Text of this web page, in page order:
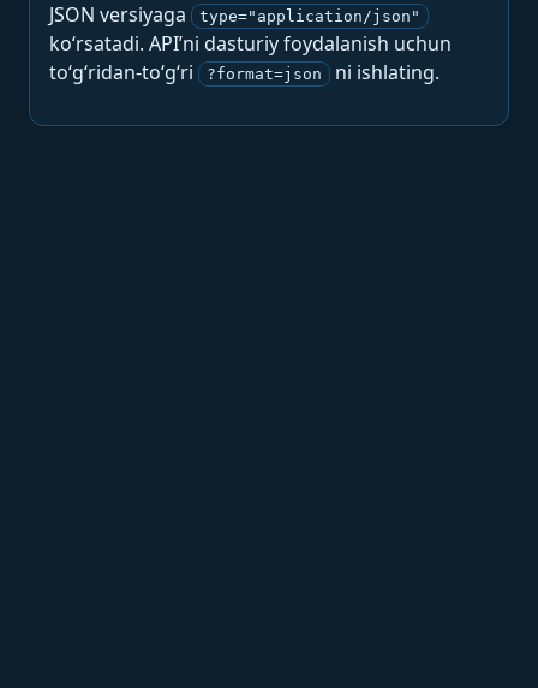
JSON versiyaga
type="application/json"
ko‘rsatadi. API’ni dasturiy foydalanish uchun
to‘g‘ridan-to‘g‘ri
?format=json ni ishlating.